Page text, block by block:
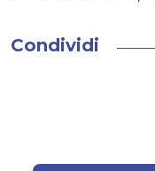
Condividi